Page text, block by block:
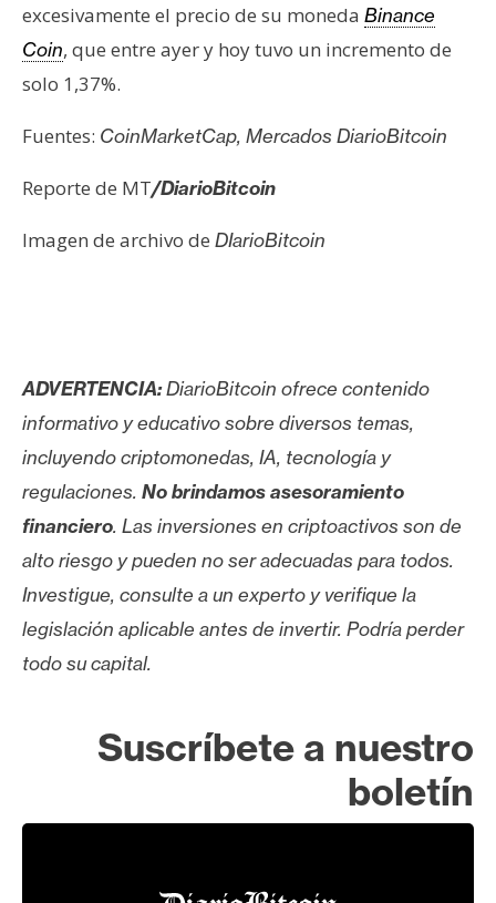
o
t
a
d
P
e
e
m
a
s
R
e
u
excesivamente el precio de su moneda Binance
Coin, que entre ayer y hoy tuvo un incremento de
solo 1,37%.
Fuentes: CoinMarketCap, Mercados DiarioBitcoin
Reporte de MT/DiarioBitcoin
Imagen de archivo de DIarioBitcoin
ADVERTENCIA:DiarioBitcoin ofrece contenido
informativo y educativo sobre diversos temas,
incluyendo criptomonedas, IA, tecnología y
regulaciones. No brindamos asesoramiento
financiero. Las inversiones en criptoactivos son de
alto riesgo y pueden no ser adecuadas para todos.
Investigue, consulte a un experto y verifique la
legislación aplicable antes de invertir. Podría perder
todo su capital.
Suscríbete a nuestro
boletín